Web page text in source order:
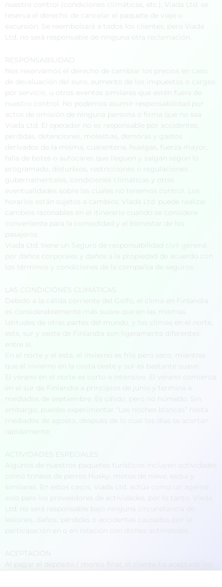
nuestro control (condiciones climáticas, etc.), Viada Ltd. se
reserva el derecho de cancelar el paquete de viaje o
excursión. Se reembolsará a todos los clientes, pero Viada
Ltd. no será responsable de ninguna otra reclamación.
RESPONSABILIDAD
Nos reservamos el derecho de cambiar los precios en caso
de devaluación del euro, aumento de los impuestos o cargos
por servicio, u otros eventos similares que estén fuera de
nuestro control. No podemos asumir responsabilidad por
actos de omisión de ninguna persona o firma que no sea
Viada Ltd. El operador no es responsable por accidentes,
pérdidas, detenciones, molestias, demoras y gastos
derivados de la misma, cuarentena, huelgas, fuerza mayor,
falla de botes o autocares que lleguen y salgan según lo
programado, disturbios, restricciones o regulaciones
gubernamentales, condiciones climáticas y otras
eventualidades sobre las cuales no tenemos control. Los
horarios están sujetos a cambios. Viada Ltd. puede realizar
cambios razonables en el itinerario cuando se considere
conveniente para la comodidad y el bienestar de los
pasajeros.
Viada Ltd. tiene un Seguro de responsabilidad civil general
por daños corporales y daños a la propiedad de acuerdo con
los términos y condiciones de la compañía de seguros.
LAS CONDICIONES CLIMÁTICAS
Debido a la cálida corriente del Golfo, el clima en Finlandia
es considerablemente más suave que en las mismas
latitudes de otras partes del mundo, y los climas en el norte,
este, sur y oeste de Finlandia son ligeramente diferentes
entre sí.
En el norte y el este, el invierno es frío pero seco, mientras
que el invierno en la costa oeste y sur es bastante suave.
El verano en el norte es corto e intensivo. El verano comienza
en el sur de Finlandia a principios de junio y termina a
mediados de septiembre. Es cálido, pero no húmedo. Sin
embargo, puedes experimentar “Las noches blancas” hasta
mediados de agosto, después de lo cual los días se acortan
rápidamente.
ACTIVIDADES ESPECIALES
Algunos de nuestros paquetes turísticos incluyen actividades
como trineos de perros Husky, motos de nieve, esquí y
similares. En estos casos, Viada Ltd. actúa como un agente
Ltd. no será responsable bajo ninguna circunstancia de
Al pagar el depósito / monto final, el cliente ha aceptado los